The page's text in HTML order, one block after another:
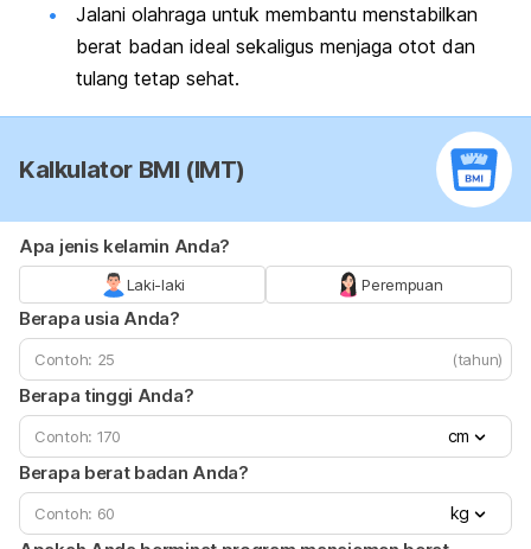
Jalani olahraga untuk membantu menstabilkan
berat badan ideal sekaligus menjaga otot dan
tulang tetap sehat.
Kalkulator BMI (IMT)
Apa jenis kelamin Anda?
Laki-laki Perempuan
Berapa usia Anda?
(tahun)
Berapa tinggi Anda?
cm
Berapa berat badan Anda?
kg